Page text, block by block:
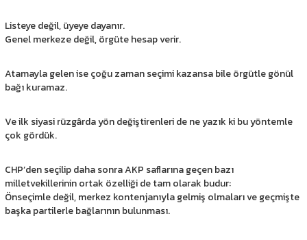
Listeye değil, üyeye dayanır.
Genel merkeze değil, örgüte hesap verir.
Atamayla gelen ise çoğu zaman seçimi kazansa bile örgütle gönül
bağı kuramaz.
Ve ilk siyasi rüzgârda yön değiştirenleri de ne yazık ki bu yöntemle
çok gördük.
CHP’den seçilip daha sonra AKP saflarına geçen bazı
milletvekillerinin ortak özelliği de tam olarak budur:
Önseçimle değil, merkez kontenjanıyla gelmiş olmaları ve geçmişte
başka partilerle bağlarının bulunması.